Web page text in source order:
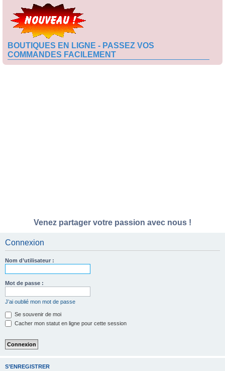
BOUTIQUES EN LIGNE - PASSEZ VOS
COMMANDES FACILEMENT
Venez partager votre passion avec nous !
Connexion
Nom d’utilisateur :
Mot de passe :
J’ai oublié mon mot de passe
Se souvenir de moi
Cacher mon statut en ligne pour cette session
S’ENREGISTRER